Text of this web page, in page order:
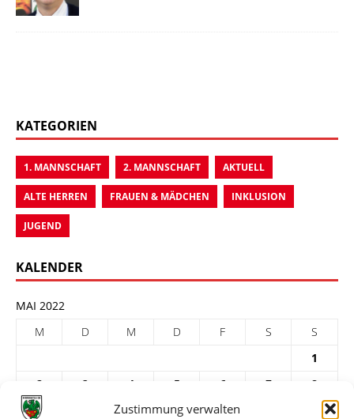
Zustimmung verwalten
KATEGORIEN
1. MANNSCHAFT 2. MANNSCHAFT AKTUELL
ALTE HERREN FRAUEN & MÄDCHEN INKLUSION
JUGEND
KALENDER
MAI 2022
M
D M D F S
S
1
2
3 4 5 6 7
8
9
11 12 13